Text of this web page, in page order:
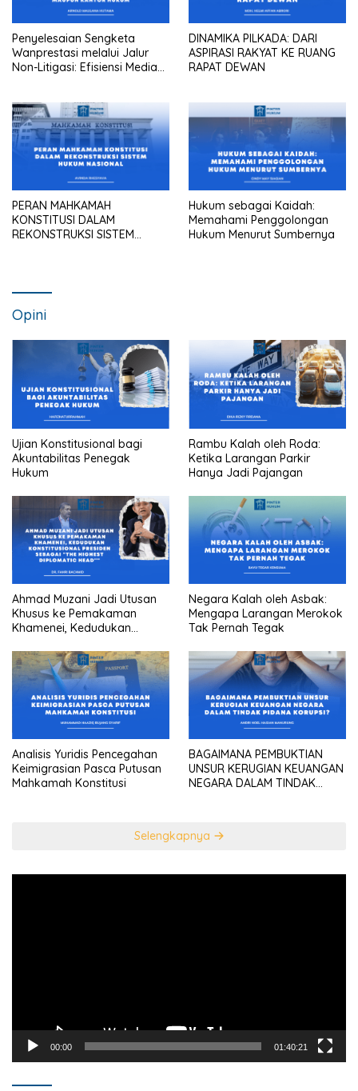
Penyelesaian Sengketa
Wanprestasi melalui Jalur
Non-Litigasi: Efisiensi Mediasi
DINAMIKA PILKADA: DARI
ASPIRASI RAKYAT KE RUANG
RAPAT DEWAN
PERAN MAHKAMAH
KONSTITUSI DALAM
REKONSTRUKSI SISTEM
Hukum sebagai Kaidah:
Memahami Penggolongan
Hukum Menurut Sumbernya
Opini
Ujian Konstitusional bagi
Akuntabilitas Penegak
Hukum
Rambu Kalah oleh Roda:
Ketika Larangan Parkir
Hanya Jadi Pajangan
Ahmad Muzani Jadi Utusan
Khusus ke Pemakaman
Khamenei, Kedudukan
sebagai “the highest
diplomatic head””
Negara Kalah oleh Asbak:
Mengapa Larangan Merokok
Tak Pernah Tegak
Analisis Yuridis Pencegahan
Keimigrasian Pasca Putusan
Mahkamah Konstitusi
BAGAIMANA PEMBUKTIAN
UNSUR KERUGIAN KEUANGAN
NEGARA DALAM TINDAK
Selengkapnya
00:00 01:40:21